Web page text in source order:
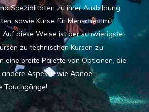
Spezialitäten zu ihrer Ausbildung
sowie Kurse für Menschen mit
Auf diese Weise ist der schwierigste
zu technischen Kursen zu
eine breite Palette von Optionen, die
Aspekte wie Apnoe
Tauchgänge!